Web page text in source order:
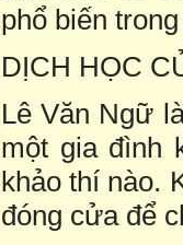
phổ biến
DỊCH HỌC
Lê Văn Ngữ
một gia đình
khảo thí nào.
đóng cửa để